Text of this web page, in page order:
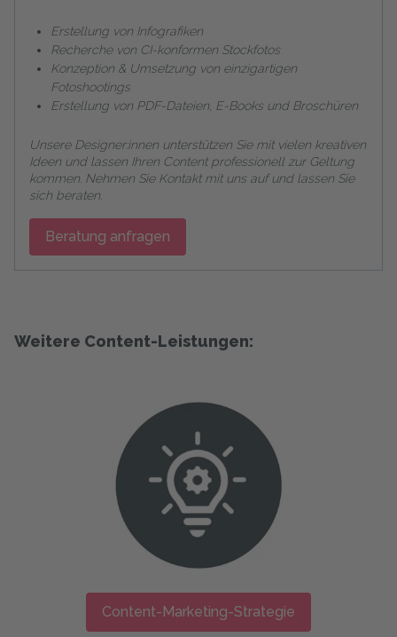
Erstellung von Infografiken
Recherche von CI-konformen Stockfotos
Konzeption & Umsetzung von einzigartigen
Fotoshootings
Erstellung von PDF-Dateien, E-Books und Broschüren
Unsere Designer:innen unterstützen Sie mit vielen kreativen
Ideen und lassen Ihren Content professionell zur Geltung
kommen. Nehmen Sie Kontakt mit uns auf und lassen Sie
sich beraten.
Beratung anfragen
Weitere Content-Leistungen:
Content-Marketing-Strategie